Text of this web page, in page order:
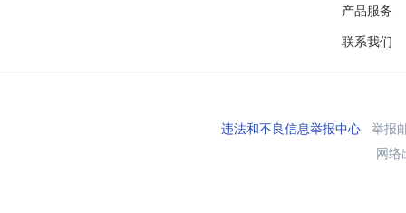
产品服务
联系我们
违法和不良信息举报中心举报
网